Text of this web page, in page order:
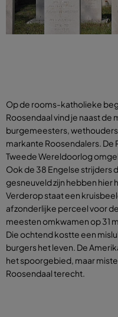
Op de rooms-katholieke
Roosendaal vind je naast de
burgemeesters,
markante Roosendalers. De
Tweede Wereldoorlog
Ook de 38 Engelse strijders
gesneuveld zijn hebben hier
Verderop staat een
afzonderlijke perceel voor
meesten omkwamen op 31
Die ochtend kostte een
burgers het leven. De
het spoorgebied, maar
Roosendaal terecht.